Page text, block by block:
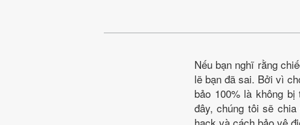
Nếu bạn nghĩ rằng
lẽ bạn đã sai. Bởi vì
bảo 100% là không
đây, chúng tôi sẽ